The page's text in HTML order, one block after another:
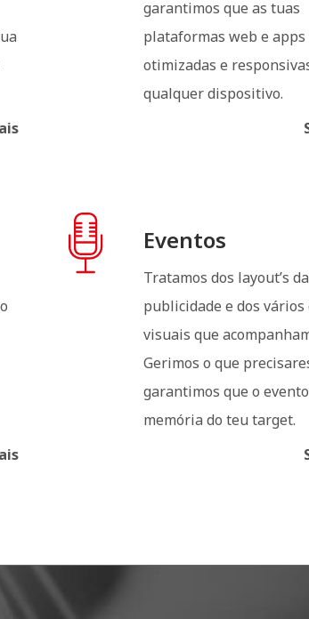
garantimos que as tuas
plataformas web e apps
otimizadas e
qualquer dispositivo.
Eventos
Tratamos dos layout’s da
publicidade e dos
visuais que
Gerimos o que
garantimos que o
memória do teu target.